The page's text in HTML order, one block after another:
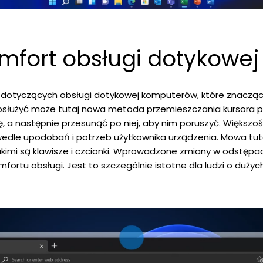
obsługi dotykowej
dotyczących obsługi dotykowej komputerów, które
może tutaj nowa metoda przemieszczania kursora
następnie przesunąć po niej, aby nim poruszyć.
upodobań i potrzeb użytkownika urządzenia. Mowa
są klawisze i czcionki. Wprowadzone zmiany w
obsługi. Jest to szczególnie istotne dla ludzi o